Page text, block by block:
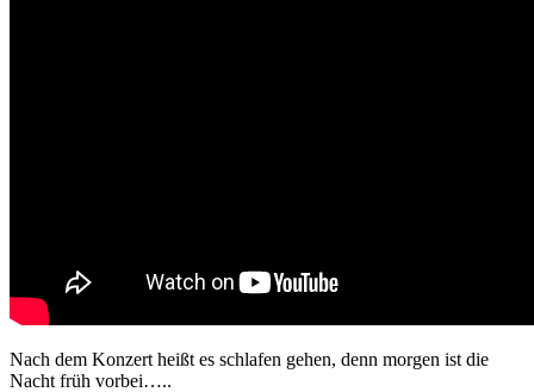
Nach dem Konzert heißt es schlafen gehen, denn morgen ist die
Nacht früh vorbei…..